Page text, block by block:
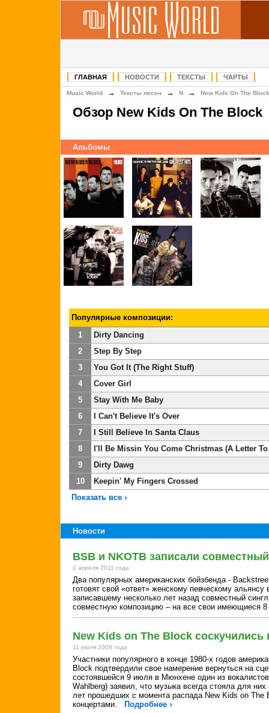
ГЛАВНАЯ НОВОСТИ ТЕКСТЫ ЧАРТЫ
Music World → Тексты песен → N → New Kids On The Block
Обзор New Kids On The Block
Альбомы
Популярные композиции:
1
Dirty Dancing
2
Step By Step
3
You Got It (The Right Stuff)
4
Cover Girl
5
Stay With Me Baby
6
I Can't Believe It's Over
7
I Still Believe In Santa Claus
8
I'll Be Missin You Come Christmas (A Letter
9
Dirty Dawg
10
Keepin' My Fingers Crossed
Показать все
Новости
BSB и NKOTB записали
1 апреля 2011 года
Два популярных американских бойзбенда -
готовят свой «ответ» женскому певческому
записавшему несколько лет назад совместный
совместную композицию – на все свои имеющиеся
New Kids on The Block соскучились
11 июля 2008 года
Участники популярного в конце 1980-х годов
Block подтвердили свое намерение вернуться на
состоявшейся 9 июля в Мюнхене один из
Wahlberg) заявил, что музыка всегда стояла для
лет прошедших с момента распада New Kids on The
концертами.
Подробнее